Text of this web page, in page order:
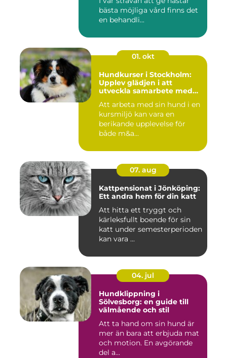
bästa möjliga vård finns det
en behandli...
01. okt
Hundkurser i Stockholm:
Upplev glädjen i att
utveckla samarbete med
Att arbeta med sin hund i en
kursmiljö kan vara en
berikande upplevelse för
både m&a...
07. aug
Kattpensionat i Jönköping:
Ett andra hem för din katt
Att hitta ett tryggt och
kärleksfullt boende för sin
katt under semesterperioden
kan vara ...
04. jul
Hundklippning i
Sölvesborg: en guide till
välmående och stil
Att ta hand om sin hund är
mer än bara att erbjuda mat
och motion. En avgörande
del a...